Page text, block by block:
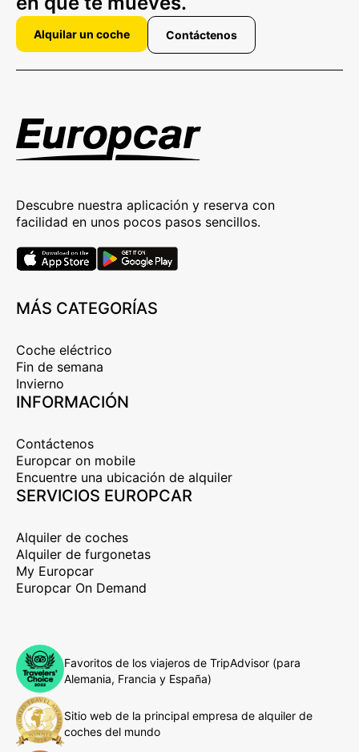
Alquilar un coche Contáctenos
Descubre nuestra aplicación y reserva con
facilidad en unos pocos pasos sencillos.
MÁS CATEGORÍAS
Coche eléctrico
Fin de semana
Invierno
INFORMACIÓN
Contáctenos
Europcar on mobile
Encuentre una ubicación de alquiler
SERVICIOS EUROPCAR
Alquiler de coches
Alquiler de furgonetas
My Europcar
Europcar On Demand
Favoritos de los viajeros de TripAdvisor (para
Alemania, Francia y España)
Sitio web de la principal empresa de alquiler de
coches del mundo